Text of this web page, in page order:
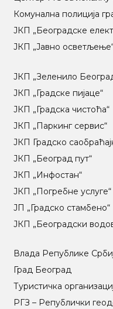
Комунална полиција
ЈКП „Београдске
ЈКП „Јавно
ЈКП „Зеленило
ЈКП „Градске пијаце“
ЈКП „Градска чистоћа“
ЈКП „Паркинг сервис“
ЈКП Градско
ЈКП „Београд пут“
ЈКП „Инфостан“
ЈКП „Погребне услуге“
ЈП „Градско стамбено“
ЈКП „Београдски
Влада Републике
Град Београд
Туристичка
РГЗ – Републички